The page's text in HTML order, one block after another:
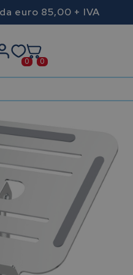
euro 85,00 + IVA
0 0